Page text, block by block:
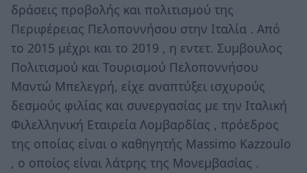
δράσεις προβολής και πολιτισμού της
Περιφέρειας Πελοποννήσου στην Ιταλία . Από
το 2015 μέχρι και το 2019 , η εντετ. Συμβουλος
Πολιτισμού και Τουρισμού Πελοποννήσου
Μαντώ Μπελεγρή, είχε αναπτύξει ισχυρούς
δεσμούς φιλίας και συνεργασίας με την Ιταλική
Φιλελληνική Εταιρεία Λομβαρδίας , πρόεδρος
της οποίας είναι ο καθηγητής Μassimo Kazzoulo
, ο οποίος είναι λάτρης της Μονεμβασίας .